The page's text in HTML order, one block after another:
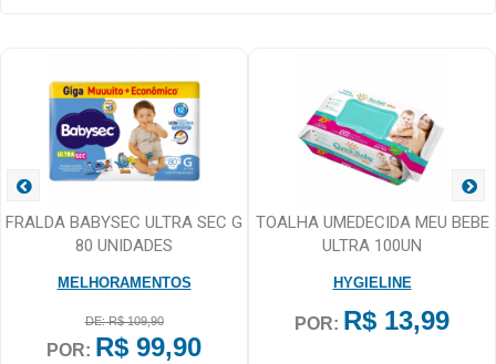
FRALDA BABYSEC ULTRA SEC G
80 UNIDADES
MELHORAMENTOS
DE: R$ 109,90
POR: R$ 99,90
TOALHA UMEDECIDA MEU BEBE
ULTRA 100UN
HYGIELINE
POR: R$ 13,99